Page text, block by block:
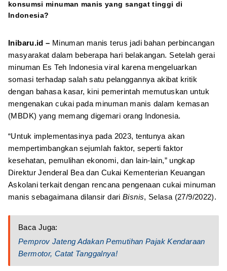
konsumsi minuman manis yang sangat tinggi di
Indonesia?
Inibaru.id – Minuman manis terus jadi bahan perbincangan
masyarakat dalam beberapa hari belakangan. Setelah gerai
minuman Es Teh Indonesia viral karena mengeluarkan
somasi terhadap salah satu pelanggannya akibat kritik
dengan bahasa kasar, kini pemerintah memutuskan untuk
mengenakan cukai pada minuman manis dalam kemasan
(MBDK) yang memang digemari orang Indonesia.
“Untuk implementasinya pada 2023, tentunya akan
mempertimbangkan sejumlah faktor, seperti faktor
kesehatan, pemulihan ekonomi, dan lain-lain,” ungkap
Direktur Jenderal Bea dan Cukai Kementerian Keuangan
Askolani terkait dengan rencana pengenaan cukai minuman
manis sebagaimana dilansir dari Bisnis, Selasa (27/9/2022).
Baca Juga:
Pemprov Jateng Adakan Pemutihan Pajak Kendaraan
Bermotor, Catat Tanggalnya!